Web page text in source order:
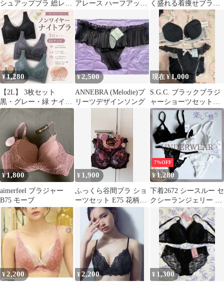
シュアップブラ 総レー
スショーツ セット 16
RED
アレース ハーフアップ
く盛れる着痩せブラ＆
ショーツセット F65 S
¥1,280
【2L】 3枚セット
黒・グレー・緑 ナイト
ブラ シームレス ノンワ
¥2,500
ANNEBRA (Melodie)プ
リーツデザインソング
現在 ¥1,000
S.G.C. ブラックブラジ
ャーショーツセット
B75 M
¥1,800
aimerfeel ブラジャー
B75 モーブ
¥ 1,900
ふっくら谷間ブラ ショ
ーツセット E75 花柄
（未開封）
7%OFF
¥1,280
下着2672 シースルー セ
クシーランジェリー レ
ース 楽ブラ ブラジャー
ショーツセット セット
アップ 人気 おすすめ
勝負下着 透け感 ランジ
ェリー ナイトブラ ブラ
レット 人気商品
mAshops
¥2,200 ¥2,200 ¥ 1,300